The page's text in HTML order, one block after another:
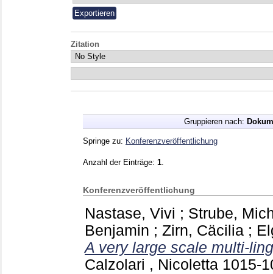
Zitation
Gruppieren nach:
Springe zu: Konferenzveröffentlichung
Anzahl der Einträge: 1
Konferenzveröffentlichung
Nastase, Vivi ; Strube,
Benjamin ; Zirn, Cäcilia ;
A very large scale multi-
Calzolari , Nicoletta 1015-